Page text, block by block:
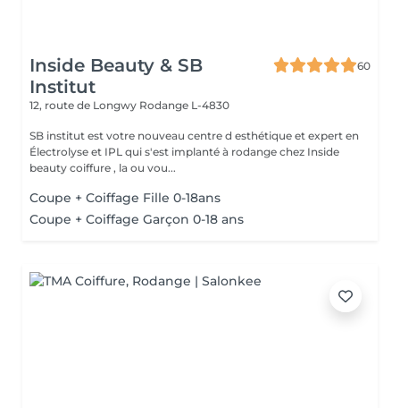
Inside Beauty & SB
Institut
60
12, route de Longwy Rodange L-4830
SB institut est votre nouveau centre d esthétique et expert en
Électrolyse et IPL qui s'est implanté à rodange chez Inside
beauty coiffure , la ou vou...
Coupe + Coiffage Fille 0-18ans
Coupe + Coiffage Garçon 0-18 ans